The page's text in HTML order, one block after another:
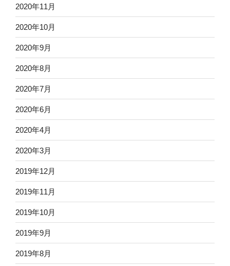
2020年11月
2020年10月
2020年9月
2020年8月
2020年7月
2020年6月
2020年4月
2020年3月
2019年12月
2019年11月
2019年10月
2019年9月
2019年8月